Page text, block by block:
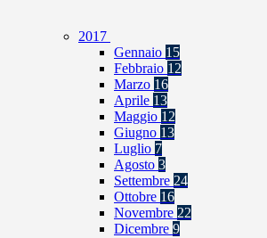
2017
Gennaio 15
Febbraio 12
Marzo 16
Aprile 13
Maggio 12
Giugno 13
Luglio 7
Agosto 3
Settembre 24
Ottobre 16
Novembre 22
Dicembre 9